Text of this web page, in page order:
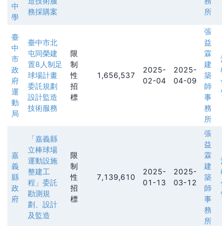
中
學
務採購案
所
臺
中
市
政
府
運
動
局
臺中市北
屯同榮建
置8人制足
球場計畫
委託規劃
設計監造
技術服務
限
制
性
招
標
1,656,537
2025-
02-04
2025-
04-09
張
益
霖
建
築
師
事
務
所
嘉
義
縣
政
府
「嘉義縣
立棒球場
運動設施
整建工
程」委託
勘測規
劃、設計
及監造
限
制
性
招
標
7,139,610
2025-
01-13
2025-
03-12
張
益
霖
建
築
師
事
務
所